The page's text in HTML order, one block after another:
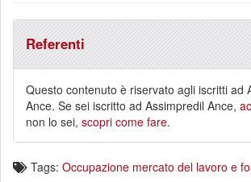
Referenti
Questo contenuto è riservato agli iscritti ad
Ance. Se sei iscritto ad Assimpredil Ance,
non lo sei, scopri come fare.
Tags: Occupazione mercato del lavoro e